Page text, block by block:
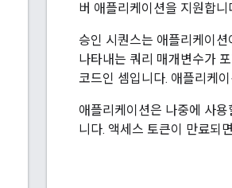
버 애플리케이션을 지원합니
승인 시퀀스는 애플리케이
나타내는 쿼리 매개변수가
코드인 셈입니다. 애플리케
애플리케이션은 나중에 사
니다. 액세스 토큰이 만료되